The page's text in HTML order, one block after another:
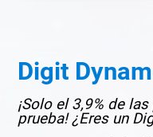
Digit
¡Solo el 3,9% de
prueba! ¿Eres un